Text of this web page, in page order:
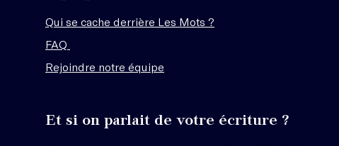
Qui se cache derrière Les Mots ?
FAQ
Rejoindre notre équipe
Et si on parlait de votre écriture ?